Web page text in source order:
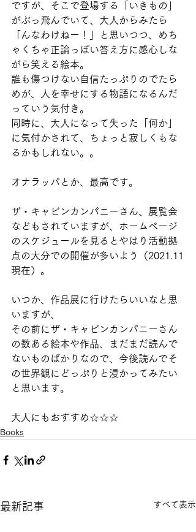
ですが、そこで登場する「いきもの」
がぶっ飛んでいて、大人からみたら
「んなわけねー！」と思いつつ、めち
ゃくちゃ正論っぽい答え方に感心しな
がら笑える絵本。
誰も傷つけない自信たっぷりのでたら
めが、人を幸せにする物語になるんだ
っていう気付き。
同時に、大人になって失った「何か」
に気付かされて、ちょっと寂しくもな
るかもしれない。。
オナラッパとか、最高です。
ザ・キャビンカンパニーさん、展覧会
などもされていますが、ホームページ
のスケジュールを見るとやはり活動拠
点の大分での開催が多いよう（2021.11
現在）。
いつか、作品展に行けたらいいなと思
いますが、
その前にザ・キャビンカンパニーさん
の数ある絵本や作品、まだまだ読んで
ないものばかりなので、今後読んでそ
の世界観にどっぷりと浸かってみたい
と思います。
大人にもおすすめ☆☆☆
Books
最新記事 すべて表示